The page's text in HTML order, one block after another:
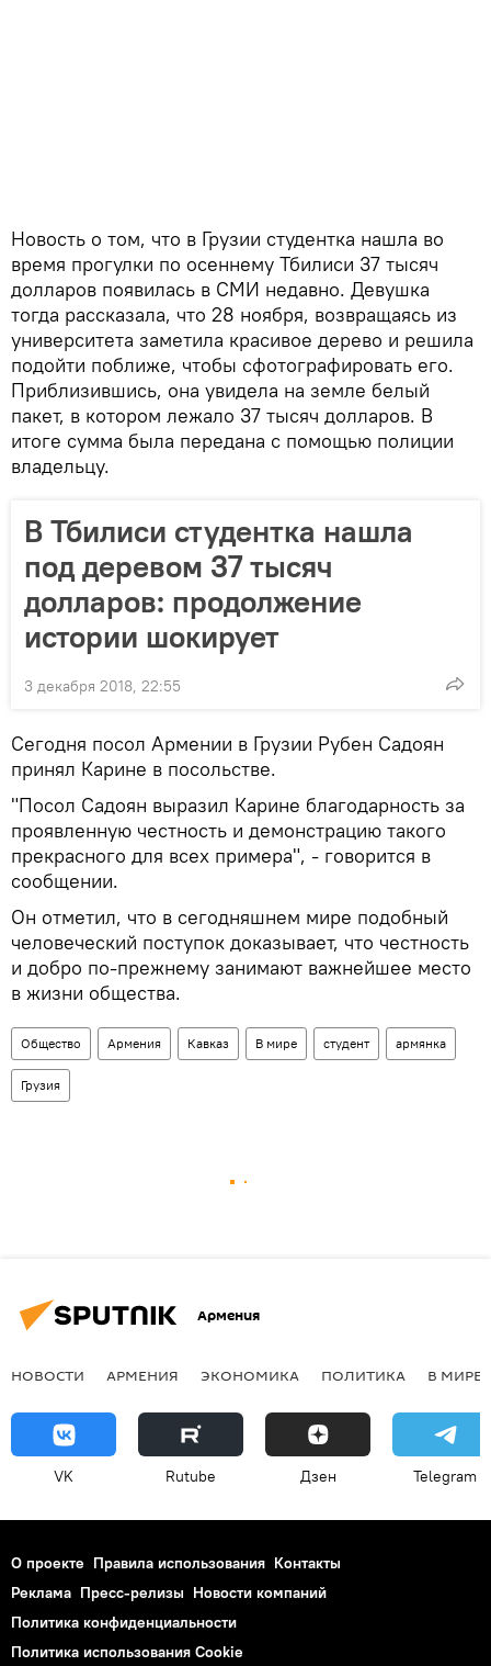
Новость о том, что в Грузии студентка нашла во
время прогулки по осеннему Тбилиси 37 тысяч
долларов появилась в СМИ недавно. Девушка
тогда рассказала, что 28 ноября, возвращаясь из
университета заметила красивое дерево и решила
подойти поближе, чтобы сфотографировать его.
Приблизившись, она увидела на земле белый
пакет, в котором лежало 37 тысяч долларов. В
итоге сумма была передана с помощью полиции
владельцу.
В Тбилиси студентка нашла
под деревом 37 тысяч
долларов: продолжение
истории шокирует
3 декабря 2018, 22:55
Сегодня посол Армении в Грузии Рубен Садоян
принял Карине в посольстве.
"Посол Садоян выразил Карине благодарность за
проявленную честность и демонстрацию такого
прекрасного для всех примера", - говорится в
сообщении.
Он отметил, что в сегодняшнем мире подобный
человеческий поступок доказывает, что честность
и добро по-прежнему занимают важнейшее место
в жизни общества.
Общество Армения Кавказ В мире студент армянка
Грузия
Армения
НОВОСТИ АРМЕНИЯ ЭКОНОМИКА ПОЛИТИКА В МИРЕ
VK Rutube Дзен Telegram
О проекте Правила использования Контакты
Реклама Пресс-релизы Новости компаний
Политика конфиденциальности
Политика использования Cookie